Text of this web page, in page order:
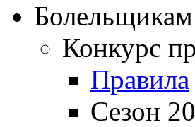
Болельщикам
Конкурс
Правила
Сезон